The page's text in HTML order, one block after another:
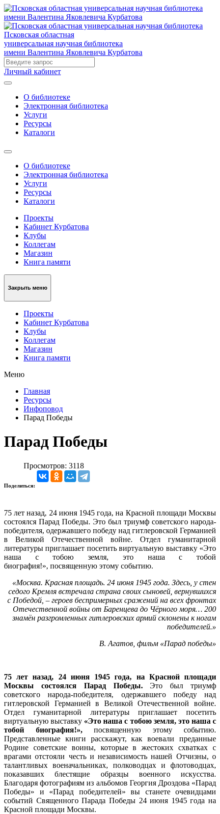
Псковская областная
универсальная научная библиотека
имени Валентина Яковлевича Курбатова
Личный кабинет
О библиотеке
Электронная библиотека
Услуги
Ресурсы
Каталоги
О библиотеке
Электронная библиотека
Услуги
Ресурсы
Каталоги
Проекты
Кабинет Курбатова
Клубы
Коллегам
Магазин
Книга памяти
Закрыть меню
Проекты
Кабинет Курбатова
Клубы
Коллегам
Магазин
Книга памяти
Меню
Главная
Ресурсы
Инфоповод
Парад Победы
Парад Победы
Просмотров: 3118
Поделиться:
75 лет назад, 24 июня 1945 года, на Красной площади Москвы
состоялся Парад Победы. Это был триумф советского народа-
победителя, одержавшего победу над гитлеровской Германией
в Великой Отечественной войне. Отдел гуманитарной
литературы приглашает посетить виртуальную выставку «Это
наша с тобою земля, это наша с тобой
биография!», посвященную этому событию.
«Москва. Красная площадь. 24 июня 1945 года. Здесь, у стен
седого Кремля встречала страна своих сыновей, вернувшихся
с Победой, – героев беспримерных сражений на всех фронтах
Отечественной войны от Баренцева до Чёрного моря… 200
знамён разгромленных гитлеровских армий склонены к ногам
победителей.»
В. Агатов, фильм «Парад победы»
75 лет назад, 24 июня 1945 года, на Красной площади
Москвы состоялся Парад Победы.Это был триумф
советского народа-победителя, одержавшего победу над
гитлеровской Германией в Великой Отечественной войне.
Отдел гуманитарной литературы приглашает посетить
виртуальную выставку «Это наша с тобою земля, это наша с
тобой биография!», посвященную этому событию.
Представленные книги расскажут, как воевали преданные
Родине советские воины, которые в жестоких схватках с
врагами отстояли честь и независимость нашей Отчизны, о
талантливых военачальниках, полководцах и флотоводцах,
показавших блестящие образцы военного искусства.
Благодаря фотографиям из альбомов Георгия Дроздова «Парад
Победы» и «Парад победителей» вы станете очевидцами
событий Священного Парада Победы 24 июня 1945 года на
Красной площади Москвы.